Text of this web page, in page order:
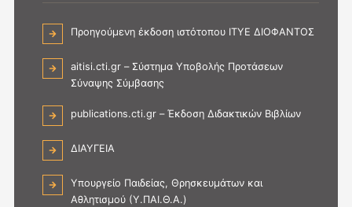
Προηγούμενη έκδοση ιστότοπου ΙΤΥΕ ΔΙΟΦΑΝΤΟΣ
aitisi.cti.gr – Σύστημα Υποβολής Προτάσεων
Σύναψης Σύμβασης
publications.cti.gr – Έκδοση Διδακτικών Βιβλίων
ΔΙΑΥΓΕΙΑ
Υπουργείο Παιδείας, Θρησκευμάτων και
Αθλητισμού (Υ.ΠΑΙ.Θ.Α.)